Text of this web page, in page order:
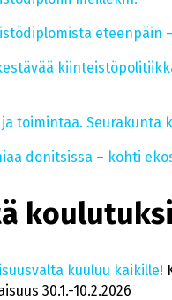
eteenpäin
ja toimintaa. Seurakunta
donitsissa – kohti
kuuluu kaikille!
30.1.-10.2.2026